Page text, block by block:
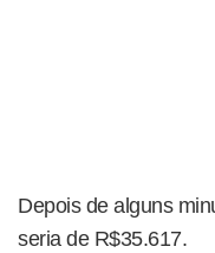
Depois de alguns
seria de R$35.617.